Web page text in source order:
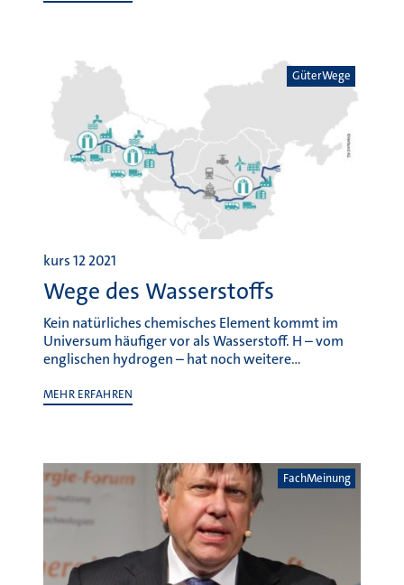
GüterWege
kurs 12 2021
Wege des Wasserstoffs
Kein natürliches chemisches Element kommt im
Universum häufiger vor als Wasserstoff. H – vom
englischen hydrogen – hat noch weitere…
MEHR ERFAHREN
FachMeinung